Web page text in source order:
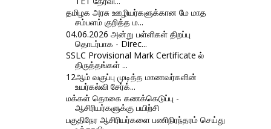
தமிழக அரசு ஊழியர்களுக்கான மே மாத
சம்பளம் குறித்த ம...
04.06.2026 அன்று பள்ளிகள் திறப்பு
தொடர்பாக - Direc...
SSLC Provisional Mark Certificate ல்
திருத்தங்கள் ...
12ஆம் வகுப்பு முடித்த மாணவர்களின்
உயர்கல்வி சேர்க்...
மக்கள் தொகை கணக்கெடுப்பு -
ஆசிரியர்களுக்கு பயிற்சி
பகுதிநேர ஆசிரியர்களை பணிநிரந்தரம் செய்து